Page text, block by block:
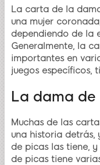
La carta de la
una mujer
dependiendo de la
Generalmente, la
importantes en
juegos específicos,
La dama de
Muchas de las
una historia detrás,
de picas las tiene,
de picas tiene